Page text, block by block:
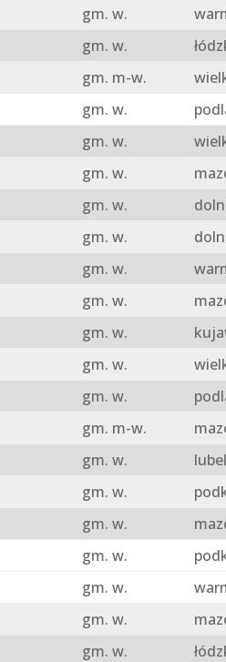
gm. w.
gm. w.
gm. m-w.
gm. w.
gm. w.
gm. w.
gm. w.
gm. w.
gm. w.
gm. w.
gm. w.
gm. w.
gm. w.
gm. m-w.
gm. w.
gm. w.
gm. w.
gm. w.
gm. w.
gm. w.
gm. w.